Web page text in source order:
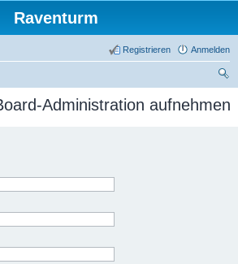
Raventurm
Anmelden
Registrieren
he
Administration aufnehmen